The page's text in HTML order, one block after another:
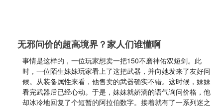
无邪问价的超高境界？家人们谁懂啊
事情是这样的，一位玩家想卖一把150不磨神佑双短剑。此
时，一位陌生妹妹玩家看上了这把武器，并向她发来了友好问
候。从装备属性来看，他售卖的武器确实不错。这时候，妹妹
看完武器后已经心动。于是，妹妹就娇滴的语气询问价格，他
却冰冷地回复了个短暂的阿拉伯数字。接着就有了一系列迷之